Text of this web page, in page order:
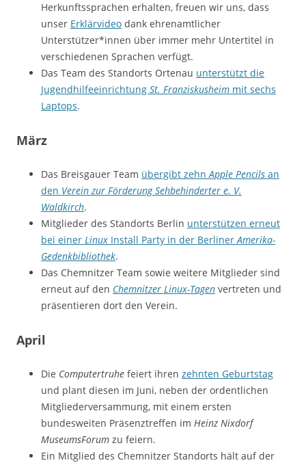
Herkunftssprachen erhalten, freuen wir uns, dass
unser Erklärvideo dank ehrenamtlicher
Unterstützer*innen über immer mehr Untertitel in
verschiedenen Sprachen verfügt.
Das Team des Standorts Ortenau unterstützt die
Jugendhilfeeinrichtung St. Franziskusheim mit sechs
Laptops.
März
Das Breisgauer Team übergibt zehnApple Pencils an
den Verein zur Förderung Sehbehinderter e. V.
Waldkirch.
Mitglieder des Standorts Berlin unterstützen erneut
bei einer Linux Install Party in der BerlinerAmerika-
Gedenkbibliothek.
Das Chemnitzer Team sowie weitere Mitglieder sind
erneut auf den Chemnitzer Linux-Tagen vertreten und
präsentieren dort den Verein.
April
Die Computertruhe feiert ihren zehnten Geburtstag
und plant diesen im Juni, neben der ordentlichen
Mitgliederversammung, mit einem ersten
bundesweiten Präsenztreffen im Heinz Nixdorf
MuseumsForum zu feiern.
Ein Mitglied des Chemnitzer Standorts hält auf der